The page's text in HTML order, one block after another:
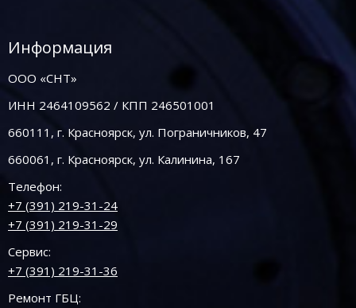
Информация
ООО «СНТ»
ИНН 2464109562 / КПП 246501001
660111, г. Красноярск, ул. Пограничников, 47
660061, г. Красноярск, ул. Калинина, 167
Телефон:
+7 (391) 219-31-24
+7 (391) 219-31-29
Сервис:
+7 (391) 219-31-36
Ремонт ГБЦ: